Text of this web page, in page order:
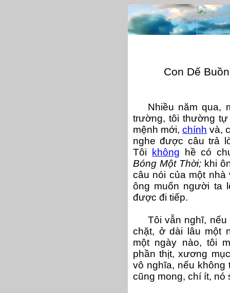
Con Dế
Nhiều năm qua,
trường, tôi thường
mệnh mới,chính và,
nghe được câu trả
Tôi
không hề có
Bóng Một Thời;khi
câu nói của một nhà
ông muốn người ta
được đi tiếp.
Tôi vẫn nghĩ,
chặt, ở dài lâu một
một ngày nào, tôi
phần thịt, xương
vô nghĩa, nếu không
cũng mong, chí ít, nó